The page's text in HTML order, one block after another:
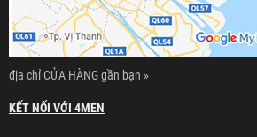
địa chỉ CỬA HÀNG gần bạn »
KẾT NỐI VỚI 4MEN